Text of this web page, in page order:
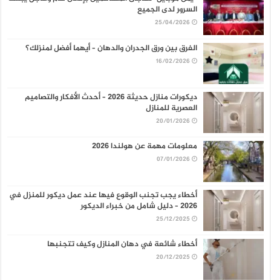
السرور لدى الجميع
25/04/2026
الفرق بين ورق الجدران والدهان – أيهما أفضل لمنزلك؟
16/02/2026
ديكورات منازل حديثة 2026 – أحدث الأفكار والتصاميم
العصرية للمنازل
20/01/2026
معلومات مهمة عن هولندا 2026
07/01/2026
أخطاء يجب تجنب الوقوع فيها عند عمل ديكور للمنزل في
2026 – دليل شامل من خبراء الديكور
25/12/2025
أخطاء شائعة في دهان المنازل وكيف تتجنبها
20/12/2025